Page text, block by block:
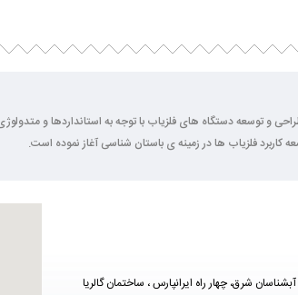
را در زمینه واردات ، طراحی و توسعه دستگاه های فلزیاب با توجه به
کاربرد فلزیاب ها در زمینه ی باستان شناسی آغاز نموده است.
شرق، چهار راه ایرانپارس ، ساختمان گالریا